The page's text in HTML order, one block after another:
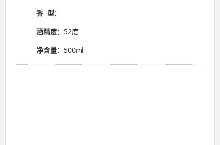
香 型：
酒精度：52度
净含量：500ml